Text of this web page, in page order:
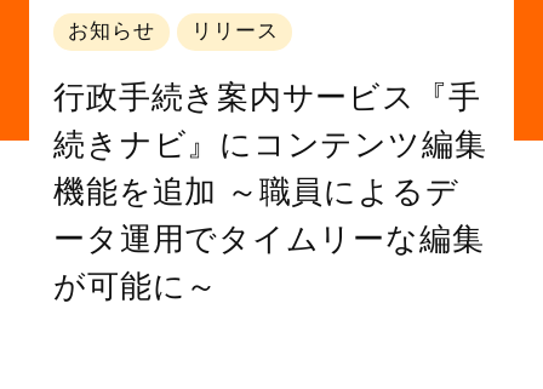
お知らせ リリース
行政手続き案内サービス『手
続きナビ』にコンテンツ編集
機能を追加 ～職員によるデ
ータ運用でタイムリーな編集
が可能に～